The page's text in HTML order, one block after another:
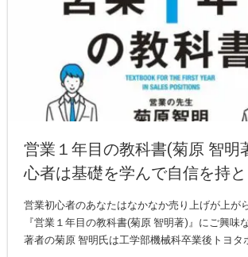
営業１年目の教科書(菊原 智明
心者は基礎を学んで自信を持と
営業初心者のあなたはなかなか売り上げが上が
『営業１年目の教科書(菊原 智明著)』にご興味
著者の菊原 智明氏は工学部機械科卒業後トヨタ